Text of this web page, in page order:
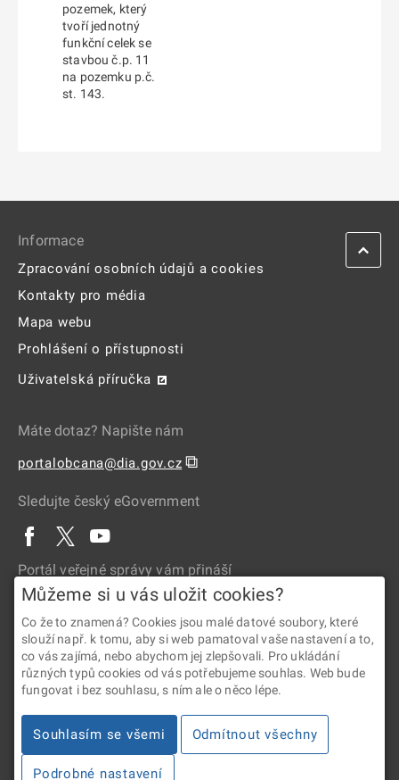
pozemek, který
tvoří jednotný
funkční celek se
stavbou č.p. 11
na pozemku p.č.
st. 143.
Informace
Zpracování osobních údajů a cookies
Kontakty pro média
Mapa webu
Prohlášení o přístupnosti
Uživatelská příručka
Máte dotaz? Napište nám
portalobcana@dia.gov.cz ⧉
Sledujte český eGovernment
Portál veřejné správy vám přináší
2026 © Digitální a informační agentura • Informace jsou poskytovány
v souladu se zákonem č. 106/1999 Sb., o svobodném přístupu
k informacím.
Můžeme si u vás uložit cookies?
Co že to znamená? Cookies jsou malé datové soubory, které
slouží např. k tomu, aby si web pamatoval vaše nastavení a to,
co vás zajímá, nebo abychom jej zlepšovali. Pro ukládání
různých typů cookies od vás potřebujeme souhlas. Web bude
fungovat i bez souhlasu, s ním ale o něco lépe.
Souhlasím se všemi Odmítnout všechny
Podrobné nastavení